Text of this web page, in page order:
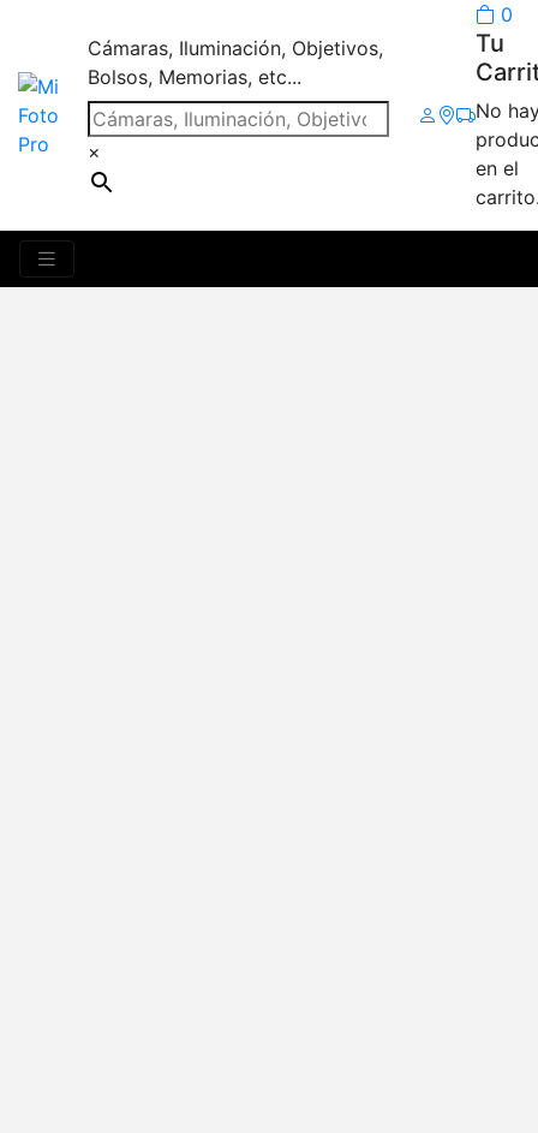
Cámaras, Iluminación, Objetivos,
Bolsos, Memorias, etc...
×
0
Tu
No
en el